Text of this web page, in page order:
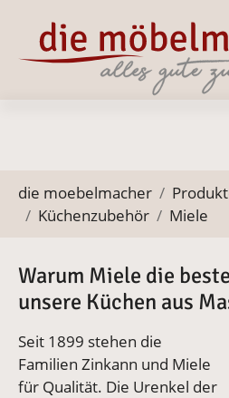
die moebelmacher
Küchenzubehör
Miele
Warum Miele die
unsere Küchen aus
Seit 1899 stehen die
Familien Zinkann und Miele
für Qualität. Die Urenkel der